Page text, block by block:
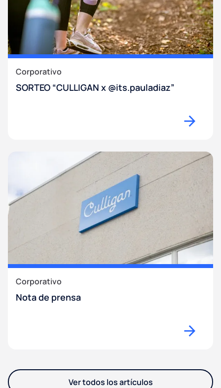
Corporativo
SORTEO “CULLIGAN x @its.pauladiaz”
Corporativo
Nota de prensa
Ver todos los artículos